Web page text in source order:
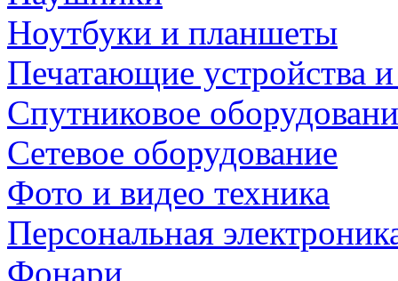
Ноутбуки и планшеты
Печатающие устройства
Спутниковое
Сетевое оборудование
Фото и видео техника
Персональная
Фонари